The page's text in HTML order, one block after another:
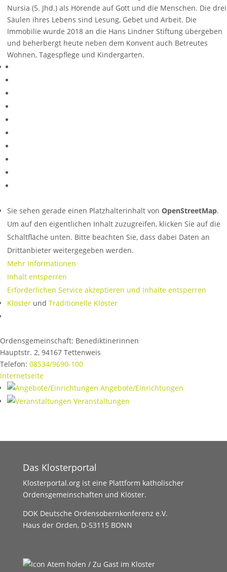
Nursia (5. Jhd.) als Hörende auf Gott und die Menschen. Die drei
Säulen ihres Lebens sind Lesung, Gebet und Arbeit. Die
Immobilie wurde 2018 an die Hans Lindner Stiftung übergeben
und beherbergt heute neben dem Konvent auch Betreutes
Wohnen, Tagespflege und Kindergarten.
Sie sehen gerade einen Platzhalterinhalt von OpenStreetMap.
Um auf den eigentlichen Inhalt zuzugreifen, klicken Sie auf die
Schaltfläche unten. Bitte beachten Sie, dass dabei Daten an
Drittanbieter weitergegeben werden.
Mehr Informationen
Inhalt entsperren
Erforderlichen Service akzeptieren und Inhalte entsperren
Klöster und Traditionelle Klöster
Ordensgemeinschaft: Benediktinerinnen
Hauptstr. 2, 94167 Tettenweis
Telefon: 08534/9690-100
Internetseite
Angebote/Einrichtungen
Veranstaltungen
Das Klosterportal
Klosterportal.org ist eine Plattform katholischer
Ordensgemeinschaften und Klöster.
DOK Deutsche Ordensobernkonferenz e.V.
Haus der Orden, D-53115 BONN